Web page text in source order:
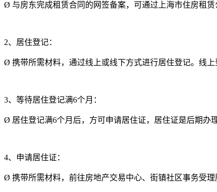
Ø 与房东完成租赁合同的网签备案，可通过上海市住房租赁
2、居住登记：
Ø 携带所需材料，通过线上或线下方式进行居住登记。线
3、等待居住登记满6个月：
Ø 居住登记满6个月后，方可申请居住证，居住证是后期办
4、申请居住证：
Ø 携带所需材料，前往房地产交易中心、街镇社区事务受理